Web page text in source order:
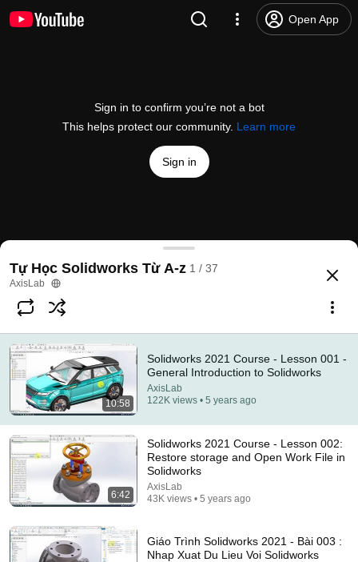
Open App
Sign in to confirm you’re not a bot
This helps protect our community. Learn more
Sign in
Solidworks 2021 Course - Lesson 001 - General
@FuturisticCNCLab
Subscribe
Comments 81
Comment...
Tự Học Solidworks Từ A-z 1 / 37
AxisLab
10:58
Solidworks 2021 Course - Lesson 001 -
General Introduction to Solidworks
AxisLab
122K views • 5 years ago
6:42
Solidworks 2021 Course - Lesson 002:
Restore storage and Open Work File in
Solidworks
AxisLab
43K views • 5 years ago
Giáo Trình Solidworks 2021 - Bài 003 :
Nhap Xuat Du Lieu Voi Solidworks